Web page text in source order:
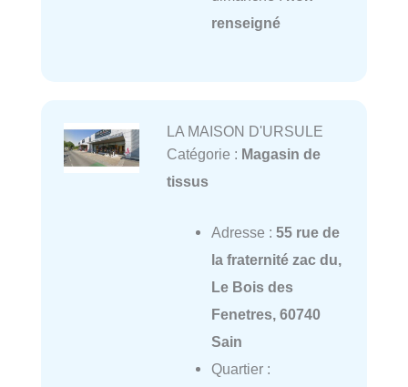
renseigné
LA MAISON D'URSULE
Catégorie : Magasin de
tissus
Adresse : 55 rue de
la fraternité zac du,
Le Bois des
Fenetres, 60740
Sain
Quartier :